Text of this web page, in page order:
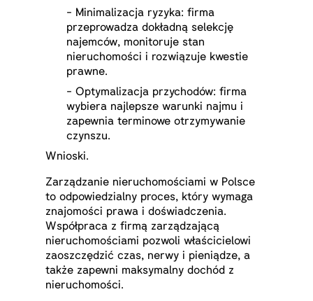
- Minimalizacja ryzyka: firma
przeprowadza dokładną selekcję
najemców, monitoruje stan
nieruchomości i rozwiązuje kwestie
prawne.
- Optymalizacja przychodów: firma
wybiera najlepsze warunki najmu i
zapewnia terminowe otrzymywanie
czynszu.
Wnioski.
Zarządzanie nieruchomościami w Polsce
to odpowiedzialny proces, który wymaga
znajomości prawa i doświadczenia.
Współpraca z firmą zarządzającą
nieruchomościami pozwoli właścicielowi
zaoszczędzić czas, nerwy i pieniądze, a
także zapewni maksymalny dochód z
nieruchomości.